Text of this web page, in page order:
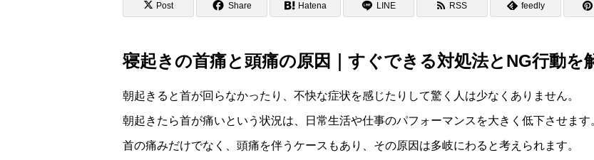
Post Share Hatena LINE RSS feedly
寝起きの首痛と頭痛の原因｜すぐできる対処法とNG行動を
朝起きると首が回らなかったり、不快な症状を感じたりして驚く人は少なくありません。
朝起きたら首が痛いという状況は、日常生活や仕事のパフォーマンスを大きく低下させます
首の痛みだけでなく、頭痛を伴うケースもあり、その原因は多岐にわると考えられます。